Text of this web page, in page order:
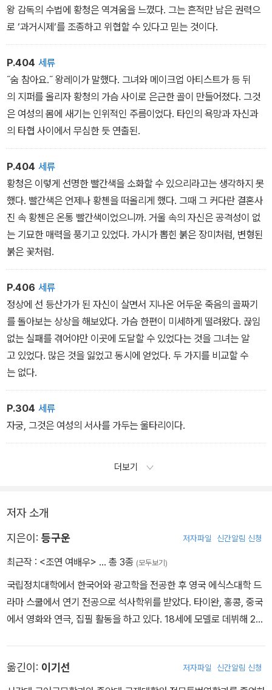
왕 감독의 수법에 황청은 역겨움을 느꼈다. 그는 흔적만 남은 권력으
로 ‘과거시제‘를 조종하고 위협할 수 있다고 믿는 것이다.
P.404 세류
˝숨 참아요.˝ 왕레이가 말했다. 그녀와 메이크업 아티스트가 등 뒤
의 지퍼를 올리자 황청의 가슴 사이로 은근한 골이 만들어졌다. 그것
은 여성의 몸에 새기는 인위적인 주름이었다. 타인의 욕망과 자신과
의 타협 사이에서 무심한 듯 연출된.
P.404 세류
황청은 이렇게 선명한 빨간색을 소화할 수 있으리라고는 생각하지 못
했다. 빨간색은 언제나 황첸을 떠올리게 했다. 그때 그 커다란 결혼사
진 속 황첸은 온통 빨간색이었으니까. 거울 속의 자신은 공격성이 없
는 기묘한 매력을 풍기고 있었다. 가시가 뽑힌 붉은 장미처럼, 변형된
붉은 꽃처럼.
P.406 세류
정상에 선 등산가가 된 자신이 살면서 지나온 어두운 죽음의 골짜기
를 돌아보는 상상을 해보았다. 가슴 한편이 미세하게 떨려왔다. 끊임
없는 실패를 겪어야만 이곳에 도달할 수 있었다는 것을 그녀는 알
고 있었다. 많은 것을 잃었고 동시에 얻었다. 두 가지를 비교할 수
는 없다.
P.304 세류
자궁, 그것은 여성의 서사를 가두는 울타리이다.
더보기
저자 소개
지은이: 등구운 저자파일 신간알림 신청
최근작 : <조연 여배우> … 총 3종 (모두보기)
국립정치대학에서 한국어와 광고학을 전공한 후 영국 에식스대학 드
라마 스쿨에서 연기 전공으로 석사학위를 받았다. 타이완, 홍콩, 중국
에서 영화와 연극, 집필 활동을 하고 있다. 18세에 모델로 데뷔해 20
양성을 지속해서 탐구하고 있다. 저서로는 산문집 『나의 배우 일기我
的演員日記』, 단편소설집 『춤추러 걸어가기用走的去跳舞』 『잠
옮긴이: 이기선 저자파일 신간알림 신청